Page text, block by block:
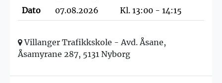
Dato
07.08.2026 Kl. 13:00 - 14:15
Villanger Trafikkskole - Avd. Åsane,
Åsamyrane 287, 5131 Nyborg